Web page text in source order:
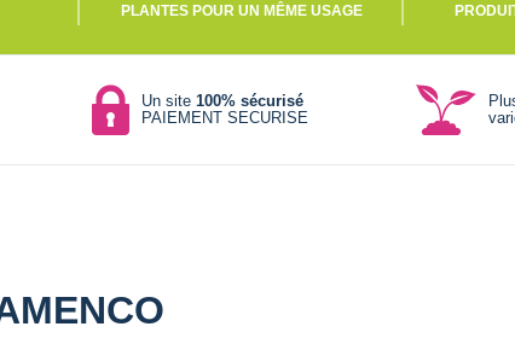
PLANTES POUR UN MÊME USAGE
Un site 100% sécurisé
PAIEMENT SECURISE